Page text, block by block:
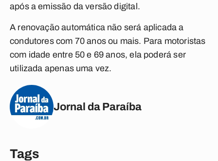
após a emissão da versão digital.
A renovação automática não será aplicada a
condutores com 70 anos ou mais. Para motoristas
com idade entre 50 e 69 anos, ela poderá ser
utilizada apenas uma vez.
Jornal da Paraíba
Tags